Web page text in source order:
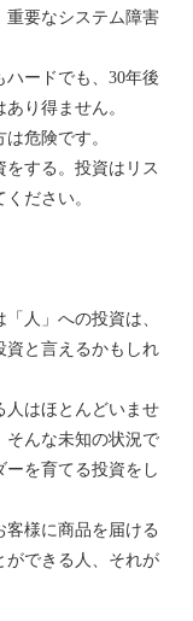
重要なシステム障害
ードでも、30年後
り得ません。
危険です。
する。投資はリス
ださい。
人」への投資は、
資と言えるかもしれ
人はほとんどいませ
そんな未知の状況で
ーを育てる投資をし
客様に商品を届ける
ができる人、それが